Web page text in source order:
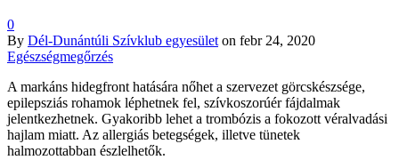
0
By Dél-Dunántúli Szívklub egyesület on febr 24, 2020
Egészségmegőrzés
A markáns hidegfront hatására nőhet a szervezet görcskészsége,
epilepsziás rohamok léphetnek fel, szívkoszorúér fájdalmak
jelentkezhetnek. Gyakoribb lehet a trombózis a fokozott véralvadási
hajlam miatt. Az allergiás betegségek, illetve tünetek
halmozottabban észlelhetők.